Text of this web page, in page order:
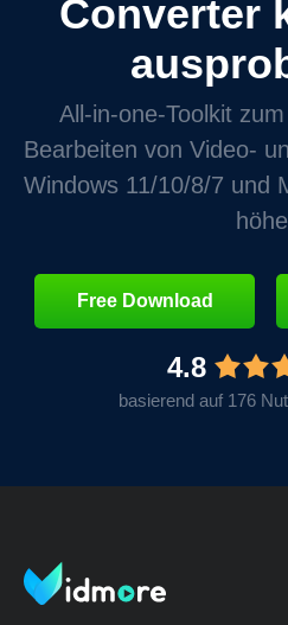
Converter
All‑in‑one‑Toolkit
Bearbeiten von Video‑
Windows 11/10/8/7 und
Free Download
4.8
basierend auf 176